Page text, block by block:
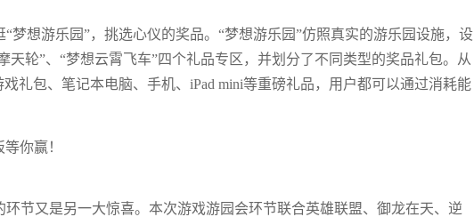
梦想游乐园”，挑选心仪的奖品。“梦想游乐园”仿照真实的游乐园设施，设
天轮”、“梦想云霄飞车”四个礼品专区，并划分了不同类型的奖品礼包。从
礼包、笔记本电脑、手机、iPad mini等重磅礼品，用户都可以通过消耗能
节又是另一大惊喜。本次游戏游园会环节联合英雄联盟、御龙在天、逆